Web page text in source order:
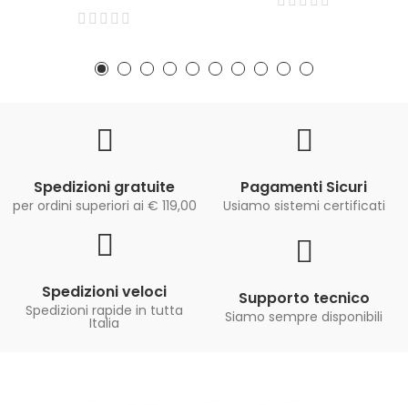
Spedizioni gratuite
per ordini superiori ai € 119,00
Pagamenti Sicuri
Usiamo sistemi certificati
Spedizioni veloci
Spedizioni rapide in tutta
Italia
Supporto tecnico
Siamo sempre disponibili